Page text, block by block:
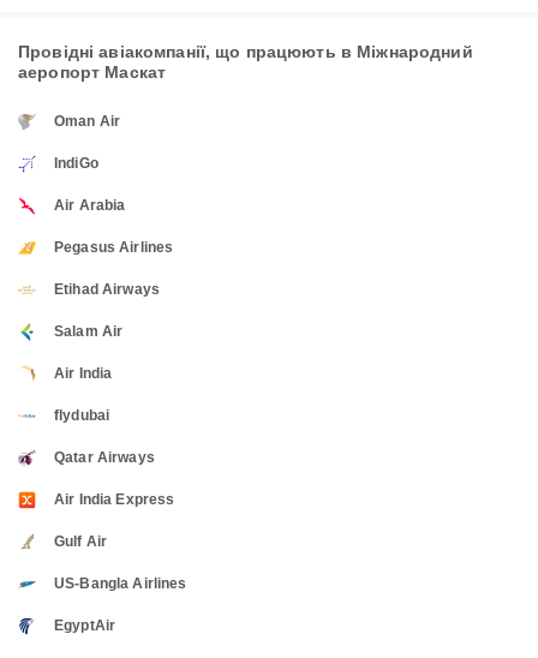
Провідні авіакомпанії, що працюють в Міжнародний
аеропорт Маскат
Oman Air
IndiGo
Air Arabia
Pegasus Airlines
Etihad Airways
Salam Air
Air India
flydubai
Qatar Airways
Air India Express
Gulf Air
US-Bangla Airlines
EgyptAir